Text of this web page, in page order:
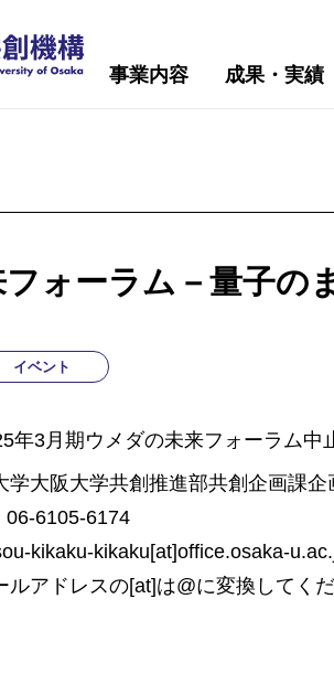
事業内容 成果・実績
ォーラム－量子の
イベント
年3月期ウメダの未来フォーラム中
学大阪大学共創推進部共創企画課企
06-6105-6174
kikaku-kikaku[at]office.osaka-
アドレスの[at]は@に変換してくだ